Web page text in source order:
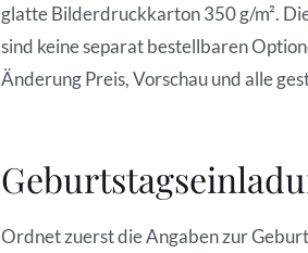
glatte Bilderdruckkarton 350 g/m².
sind keine separat bestellbaren
Änderung Preis, Vorschau und alle
Ordnet zuerst die Angaben zur